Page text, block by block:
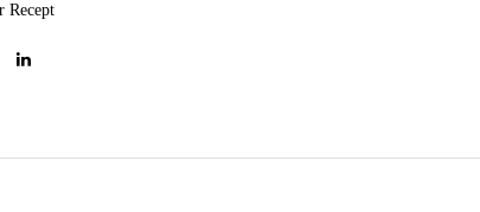
Recept